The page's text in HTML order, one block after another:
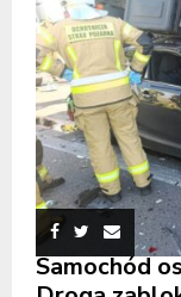
Samochód